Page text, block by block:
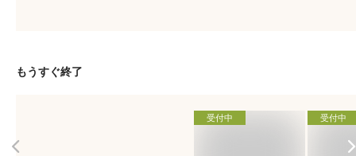
もうすぐ終了
受付中 受付中